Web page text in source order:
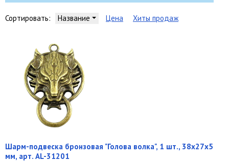
Сортировать: Название Цена Хиты продаж
Шарм-подвеска бронзовая "Голова волка", 1 шт., 38х27х5
мм, арт. AL-31201